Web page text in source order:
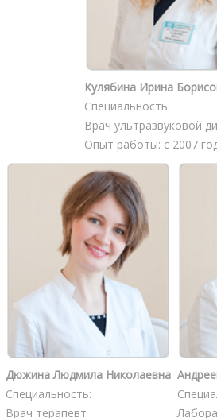
Кулябина Ирина
Специальность:
Врач ультразвуковой
Опыт работы: с 2007
Дюжина Людмила Николаевна
Специальность:
Врач терапевт